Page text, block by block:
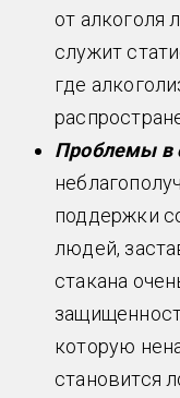
от
служит
где
Проблемы в
поддержки
людей,
стакана
которую
становится